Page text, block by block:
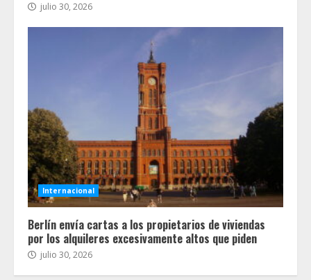
julio 30, 2026
Internacional
Berlín envía cartas a los propietarios de viviendas
por los alquileres excesivamente altos que piden
julio 30, 2026